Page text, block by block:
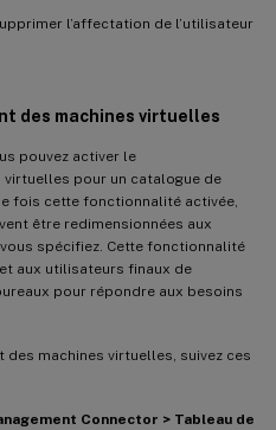
l’affectation de l’utilisateur
des machines virtuelles
pouvez activer le
virtuelles pour un catalogue de
fois cette fonctionnalité activée,
être redimensionnées aux
spécifiez. Cette fonctionnalité
aux utilisateurs finaux de
pour répondre aux besoins
machines virtuelles, suivez ces
Connector > Tableau de